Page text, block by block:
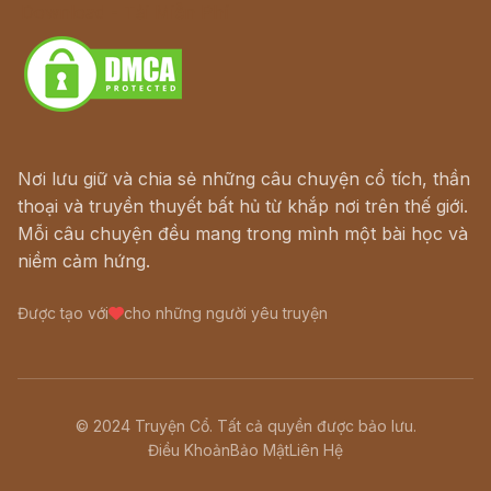
Nơi lưu giữ và chia sẻ những câu chuyện cổ tích, thần
thoại và truyền thuyết bất hủ từ khắp nơi trên thế giới.
Mỗi câu chuyện đều mang trong mình một bài học và
niềm cảm hứng.
Được tạo với cho những người yêu truyện
© 2024 Truyện Cổ. Tất cả quyền được bảo lưu.
Điều KhoảnBảo MậtLiên Hệ